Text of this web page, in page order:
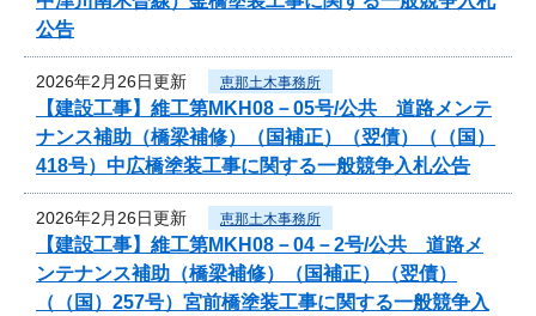
公告
2026年2月26日更新 恵那土木事務所
【建設工事】維工第MKH08－05号/公共 道路メンテ
ナンス補助（橋梁補修）（国補正）（翌債）（（国）
418号）中広橋塗装工事に関する一般競争入札公告
2026年2月26日更新 恵那土木事務所
【建設工事】維工第MKH08－04－2号/公共 道路メ
ンテナンス補助（橋梁補修）（国補正）（翌債）
（（国）257号）宮前橋塗装工事に関する一般競争入